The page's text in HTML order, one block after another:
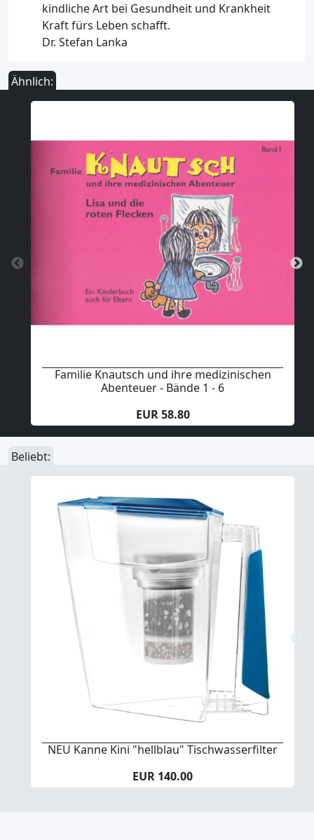
kindliche Art bei Gesundheit und Krankheit
Kraft fürs Leben schafft.
Dr. Stefan Lanka
Ähnlich:
Familie Knautsch und ihre medizinischen
Abenteuer - Bände 1 - 6
EUR 58.80
Beliebt:
NEU Kanne Kini "hellblau" Tischwasserfilter
EUR 140.00